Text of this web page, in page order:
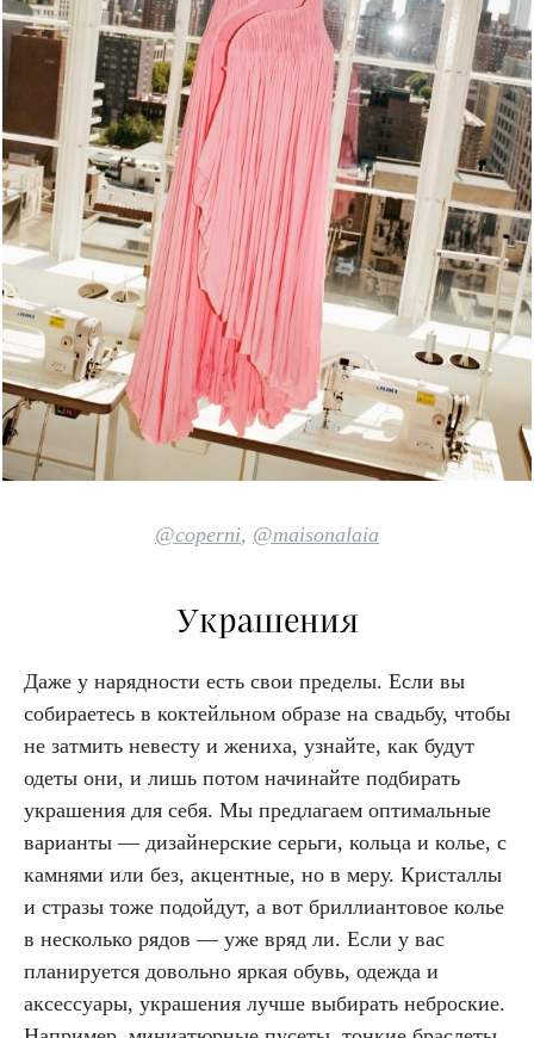
@coperni, @maisonalaia
Украшения
Даже у нарядности есть свои пределы. Если вы
собираетесь в коктейльном образе на свадьбу, чтобы
не затмить невесту и жениха, узнайте, как будут
одеты они, и лишь потом начинайте подбирать
украшения для себя. Мы предлагаем оптимальные
варианты — дизайнерские серьги, кольца и колье, с
камнями или без, акцентные, но в меру. Кристаллы
и стразы тоже подойдут, а вот бриллиантовое колье
в несколько рядов — уже вряд ли. Если у вас
планируется довольно яркая обувь, одежда и
аксессуары, украшения лучше выбирать неброские.